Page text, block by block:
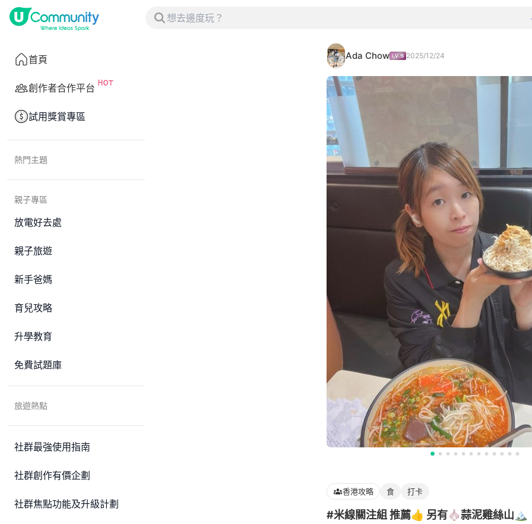
首頁
創作者合作平台
試用獎賞專區
熱門主題
親子專區
放電好去處
親子旅遊
新手爸媽
育兒攻略
升學教育
免費試題庫
旅遊熱點
社群最強使用指南
社群創作有價企劃
社群焦點功能及升級計劃
Ada Chow 2025/12/24
香港攻略 食 打卡
#米線關注組 推薦👍 另有🧄蒜泥雞絲山🏔️